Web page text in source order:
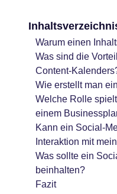
Warum einen
Was sind die
Content-
Wie erstellt man
Welche Rolle
einem
Kann ein Social-
Interaktion mit
Was sollte ein
beinhalten?
Fazit